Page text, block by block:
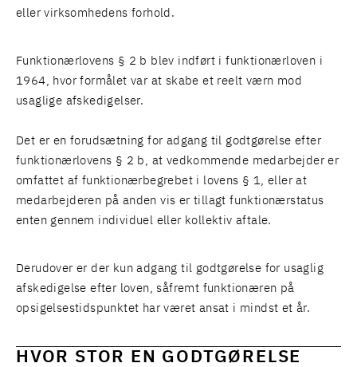
eller virksomhedens forhold.
Funktionærlovens § 2 b blev indført i funktionærloven i
1964, hvor formålet var at skabe et reelt værn mod
usaglige afskedigelser.
Det er en forudsætning for adgang til godtgørelse efter
funktionærlovens § 2 b, at vedkommende medarbejder er
omfattet af funktionærbegrebet i lovens § 1, eller at
medarbejderen på anden vis er tillagt funktionærstatus
enten gennem individuel eller kollektiv aftale.
Derudover er der kun adgang til godtgørelse for usaglig
afskedigelse efter loven, såfremt funktionæren på
opsigelsestidspunktet har været ansat i mindst et år.
HVOR STOR EN GODTGØRELSE